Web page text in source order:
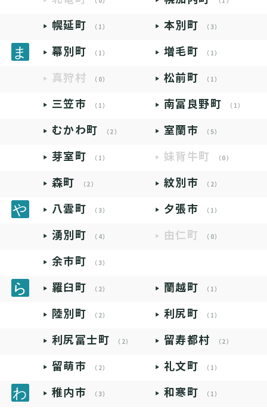
幌延町 （1） 本別町 （3）
幕別町 （1） 増毛町 （1）
真狩村 （0） 松前町 （1）
三笠市 （1） 南富良野町 （1）
むかわ町 （2） 室蘭市 （5）
芽室町 （1） 妹背牛町 （0）
森町 （2） 紋別市 （2）
八雲町 （3） 夕張市 （1）
湧別町 （4） 由仁町 （0）
余市町 （3）
羅臼町 （2） 蘭越町 （1）
陸別町 （2） 利尻町 （1）
利尻富士町 （2） 留寿都村 （2）
留萌市 （2） 礼文町 （1）
稚内市 （3） 和寒町 （1）